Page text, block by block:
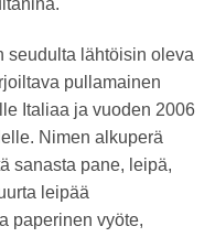
seudulta lähtöisin oleva
pullamainen
Italiaa ja vuoden 2006
Nimen alkuperä
sanasta pane, leipä,
leipää
paperinen vyöte,